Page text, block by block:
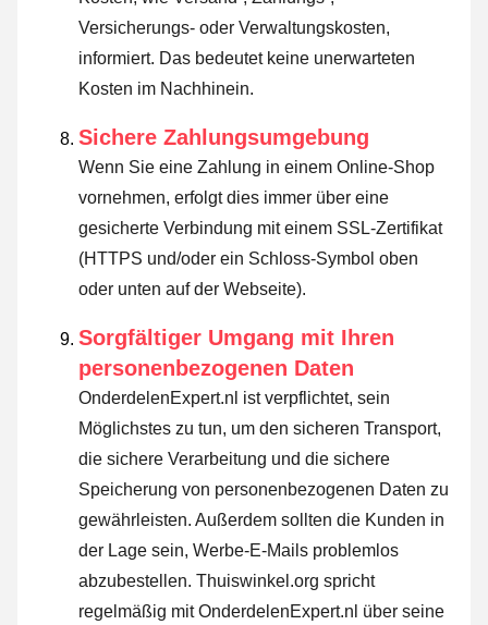
Versicherungs- oder Verwaltungskosten,
informiert. Das bedeutet keine unerwarteten
Kosten im Nachhinein.
Sichere Zahlungsumgebung
Wenn Sie eine Zahlung in einem Online-Shop
vornehmen, erfolgt dies immer über eine
gesicherte Verbindung mit einem SSL-Zertifikat
(HTTPS und/oder ein Schloss-Symbol oben
oder unten auf der Webseite).
Sorgfältiger Umgang mit Ihren
personenbezogenen Daten
OnderdelenExpert.nl ist verpflichtet, sein
Möglichstes zu tun, um den sicheren Transport,
die sichere Verarbeitung und die sichere
Speicherung von personenbezogenen Daten zu
gewährleisten. Außerdem sollten die Kunden in
der Lage sein, Werbe-E-Mails problemlos
abzubestellen. Thuiswinkel.org spricht
regelmäßig mit OnderdelenExpert.nl über seine